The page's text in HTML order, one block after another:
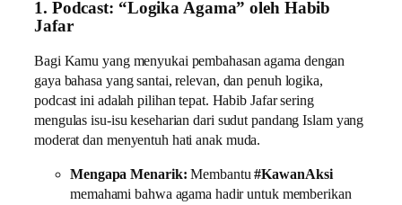
1. Podcast: “Logika Agama” oleh Habib
Jafar
Bagi Kamu yang menyukai pembahasan agama dengan
gaya bahasa yang santai, relevan, dan penuh logika,
podcast ini adalah pilihan tepat. Habib Jafar sering
mengulas isu-isu keseharian dari sudut pandang Islam yang
moderat dan menyentuh hati anak muda.
Mengapa Menarik: Membantu#KawanAksi
memahami bahwa agama hadir untuk memberikan